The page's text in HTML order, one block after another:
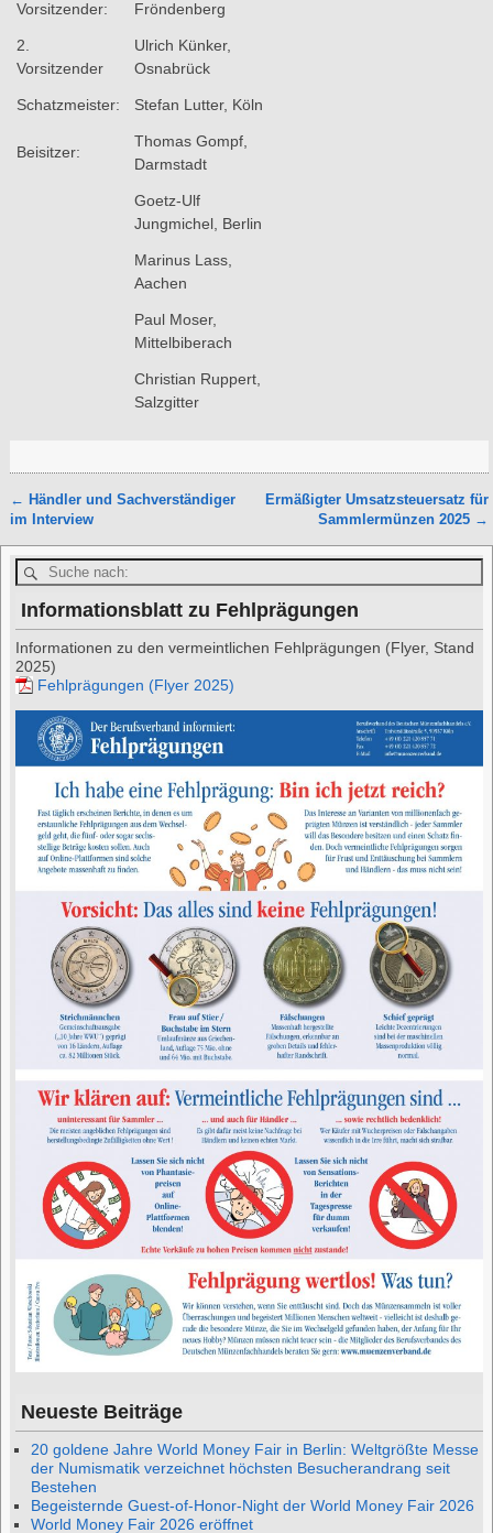
Vorsitzender:
Fröndenberg
2.
Vorsitzender
Ulrich Künker,
Osnabrück
Schatzmeister: Stefan Lutter, Köln
Beisitzer:
Thomas Gompf,
Darmstadt
Goetz-Ulf
Jungmichel, Berlin
Marinus Lass,
Aachen
Paul Moser,
Mittelbiberach
Christian Ruppert,
Salzgitter
Artikelnavigation
← Händler und Sachverständiger
im Interview
Ermäßigter Umsatzsteuersatz für
Sammlermünzen 2025 →
Informationsblatt zu Fehlprägungen
Informationen zu den vermeintlichen Fehlprägungen (Flyer, Stand
2025)
Fehlprägungen (Flyer 2025)
Neueste Beiträge
20 goldene Jahre World Money Fair in Berlin: Weltgrößte Messe
der Numismatik verzeichnet höchsten Besucherandrang seit
Bestehen
Begeisternde Guest-of-Honor-Night der World Money Fair 2026
World Money Fair 2026 eröffnet